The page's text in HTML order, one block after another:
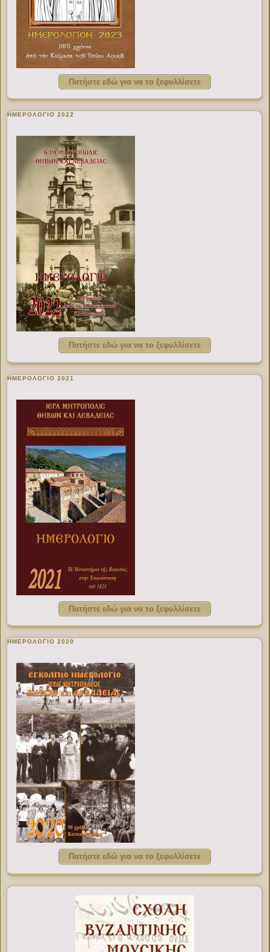
Πατήστε εδώ για να το ξεφυλλίσετε
ΗΜΕΡΟΛΟΓΙΟ 2022
Πατήστε εδώ για να το ξεφυλλίσετε
ΗΜΕΡΟΛΟΓΙΟ 2021
Πατήστε εδώ για να το ξεφυλλίσετε
ΗΜΕΡΟΛΟΓΙΟ 2020
Πατήστε εδώ για να το ξεφυλλίσετε